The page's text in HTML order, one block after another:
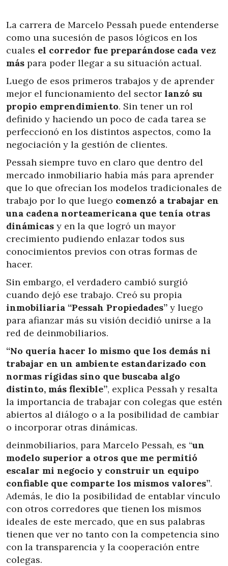
La carrera de Marcelo Pessah puede entenderse
como una sucesión de pasos lógicos en los
cuales el corredor fue preparándose cada vez
más para poder llegar a su situación actual.
Luego de esos primeros trabajos y de aprender
mejor el funcionamiento del sector lanzó su
propio emprendimiento. Sin tener un rol
definido y haciendo un poco de cada tarea se
perfeccionó en los distintos aspectos, como la
negociación y la gestión de clientes.
Pessah siempre tuvo en claro que dentro del
mercado inmobiliario había más para aprender
que lo que ofrecían los modelos tradicionales de
trabajo por lo que luego comenzó a trabajar en
una cadena norteamericana que tenía otras
dinámicas y en la que logró un mayor
crecimiento pudiendo enlazar todos sus
conocimientos previos con otras formas de
hacer.
Sin embargo, el verdadero cambió surgió
cuando dejó ese trabajo. Creó su propia
inmobiliaria “Pessah Propiedades” y luego
para afianzar más su visión decidió unirse a la
red de deinmobiliarios.
“No quería hacer lo mismo que los demás ni
trabajar en un ambiente estandarizado con
normas rígidas sino que buscaba algo
distinto, más flexible”, explica Pessah y resalta
la importancia de trabajar con colegas que estén
abiertos al diálogo o a la posibilidad de cambiar
o incorporar otras dinámicas.
deinmobiliarios, para Marcelo Pessah, es “un
modelo superior a otros que me permitió
escalar mi negocio y construir un equipo
confiable que comparte los mismos valores”.
Además, le dio la posibilidad de entablar vínculo
con otros corredores que tienen los mismos
ideales de este mercado, que en sus palabras
tienen que ver no tanto con la competencia sino
con la transparencia y la cooperación entre
colegas.